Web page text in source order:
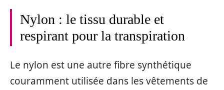
Nylon : le tissu durable et
respirant pour la transpiration
Le nylon est une autre fibre synthétique
couramment utilisée dans les vêtements de